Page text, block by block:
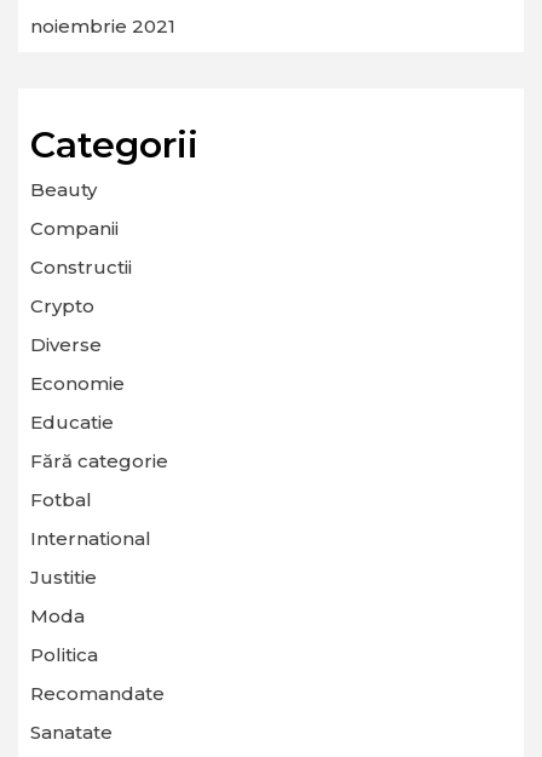
noiembrie 2021
Categorii
Beauty
Companii
Constructii
Crypto
Diverse
Economie
Educatie
Fără categorie
Fotbal
International
Justitie
Moda
Politica
Recomandate
Sanatate